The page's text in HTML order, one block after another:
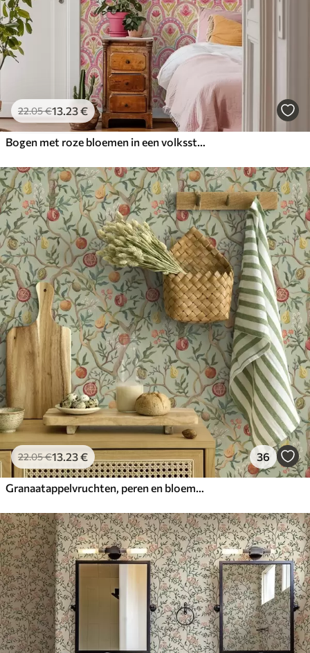
22.05€13.23€
Bogen met roze bloemen in een volksstijlpatroon
22.05€13.23€ 36
Granaatappelvruchten, peren en bloemen op een lichtgroene achtergrond